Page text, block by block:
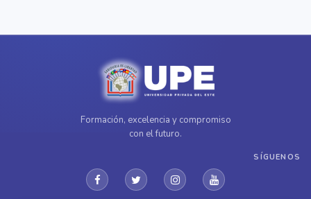
Formación, excelencia y compromiso
con el futuro.
SÍGUENOS